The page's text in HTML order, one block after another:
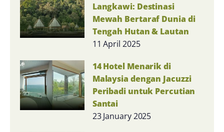
Langkawi: Destinasi
Mewah Bertaraf Dunia di
Tengah Hutan & Lautan
11 April 2025
14 Hotel Menarik di
Malaysia dengan Jacuzzi
Peribadi untuk Percutian
Santai
23 January 2025